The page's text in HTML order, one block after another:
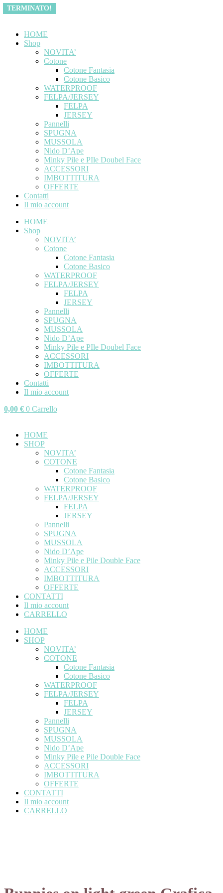
Vai al contenuto
HOME
Shop
NOVITA’
Cotone
Cotone Fantasia
Cotone Basico
WATERPROOF
FELPA/JERSEY
FELPA
JERSEY
Pannelli
SPUGNA
MUSSOLA
Nido D’Ape
Minky Pile e PIle Doubel Face
ACCESSORI
IMBOTTITURA
OFFERTE
Contatti
Il mio account
HOME
Shop
NOVITA’
Cotone
Cotone Fantasia
Cotone Basico
WATERPROOF
FELPA/JERSEY
FELPA
JERSEY
Pannelli
SPUGNA
MUSSOLA
Nido D’Ape
Minky Pile e PIle Doubel Face
ACCESSORI
IMBOTTITURA
OFFERTE
Contatti
Il mio account
0,00 € 0 Carrello
HOME
SHOP
NOVITA’
COTONE
Cotone Fantasia
Cotone Basico
WATERPROOF
FELPA/JERSEY
FELPA
JERSEY
Pannelli
SPUGNA
MUSSOLA
Nido D’Ape
Minky Pile e Pile Double Face
ACCESSORI
IMBOTTITURA
OFFERTE
CONTATTI
Il mio account
CARRELLO
HOME
SHOP
NOVITA’
COTONE
Cotone Fantasia
Cotone Basico
WATERPROOF
FELPA/JERSEY
FELPA
JERSEY
Pannelli
SPUGNA
MUSSOLA
Nido D’Ape
Minky Pile e Pile Double Face
ACCESSORI
IMBOTTITURA
OFFERTE
CONTATTI
Il mio account
CARRELLO
TERMINATO!
TERMINATO!